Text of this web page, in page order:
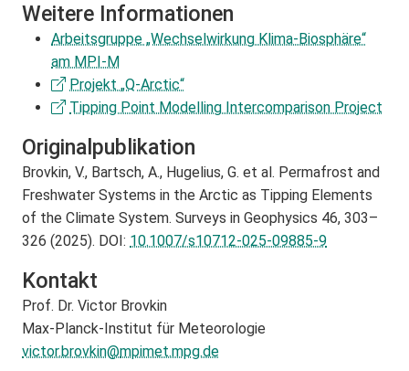
Weitere Informationen
Arbeitsgruppe „Wechselwirkung Klima-Biosphäre“
am MPI-M
Projekt „Q-Arctic“
Tipping Point Modelling Intercomparison Project
Originalpublikation
Brovkin, V., Bartsch, A., Hugelius, G. et al. Permafrost and
Freshwater Systems in the Arctic as Tipping Elements
of the Climate System. Surveys in Geophysics 46, 303–
326 (2025). DOI: 10.1007/s10712-025-09885-9
Kontakt
Prof. Dr. Victor Brovkin
Max-Planck-Institut für Meteorologie
victor.brovkin@mpimet.mpg.de